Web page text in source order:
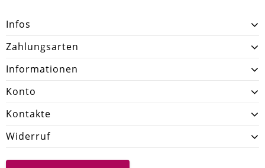
Infos
Zahlungsarten
Informationen
Konto
Kontakte
Widerruf